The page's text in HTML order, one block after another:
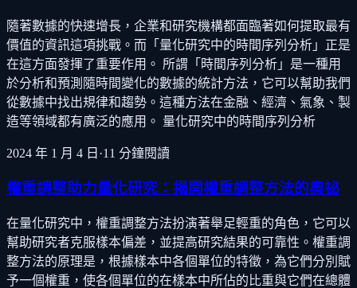
隨著數據的快速增長，企業和研究機構都面臨著如何提取最有
價值的資訊這項挑戰。而「量化研究中的時間序列分析」正是
在這方面發揮了重要作用。 所謂「時間序列分析」是一種用
於分析和預測隨時間變化的數據的統計方法，它可以幫助我們
從數據中找出規律和趨勢。這種方法在金融、經濟、氣象、製
造等領域都有廣泛的應用。 量化研究中的時間序列分析
2024 年 1 月 4 日 ·11 分鐘閱讀
權重調整助力量化研究：揭開權重調整方法的奧祕
在量化研究中，權重調整方法扮演著舉足輕重的角色，它可以
幫助研究者克服樣本偏差，並提高研究結果的可靠性。權重調
整方法的原理是，根據樣本中各個單位的特徵，為它們分別賦
予一個權重，使各個單位的在樣本中所佔的比重與它們在總體